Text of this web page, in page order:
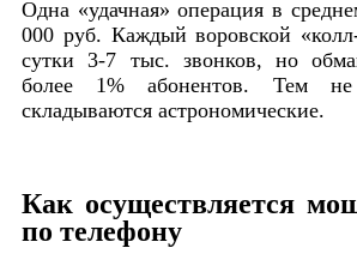
Одна «удачная» операция в
000 руб. Каждый воровской
сутки 3-7 тыс. звонков, но
более 1% абонентов. Тем
складываются астрономические.
Как осуществляется
по телефону